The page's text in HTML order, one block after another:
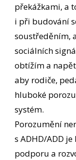
překážkami, a
i při budování
soustředěním,
sociálních
obtížím a
aby rodiče,
hluboké
systém.
Porozumění
s ADHD/ADD
podporu a